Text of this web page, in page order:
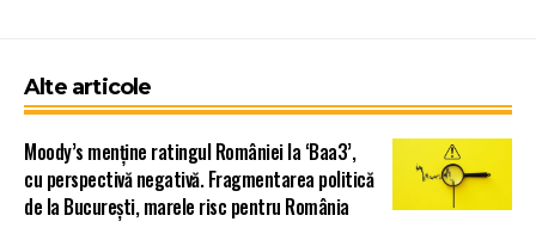
Alte articole
Moody’s menține ratingul României la ‘Baa3’,
cu perspectivă negativă. Fragmentarea politică
de la București, marele risc pentru România